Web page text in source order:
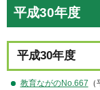
平成30年度
平成30年度
教育ながのNo.667